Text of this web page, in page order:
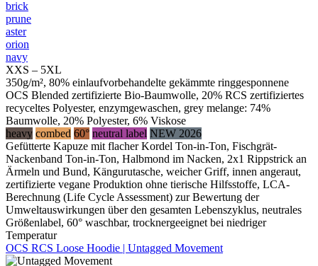
brick
prune
aster
orion
navy
XXS – 5XL
350g/m², 80% einlaufvorbehandelte gekämmte ringgesponnene
OCS Blended zertifizierte Bio-Baumwolle, 20% RCS zertifiziertes
recyceltes Polyester, enzymgewaschen, grey melange: 74%
Baumwolle, 20% Polyester, 6% Viskose
heavy combed 60° neutral label NEW 2026
Gefütterte Kapuze mit flacher Kordel Ton-in-Ton, Fischgrät-
Nackenband Ton-in-Ton, Halbmond im Nacken, 2x1 Rippstrick an
Ärmeln und Bund, Kängurutasche, weicher Griff, innen angeraut,
zertifizierte vegane Produktion ohne tierische Hilfsstoffe, LCA-
Berechnung (Life Cycle Assessment) zur Bewertung der
Umweltauswirkungen über den gesamten Lebenszyklus, neutrales
Größenlabel, 60° waschbar, trocknergeeignet bei niedriger
Temperatur
OCS RCS Loose Hoodie | Untagged Movement